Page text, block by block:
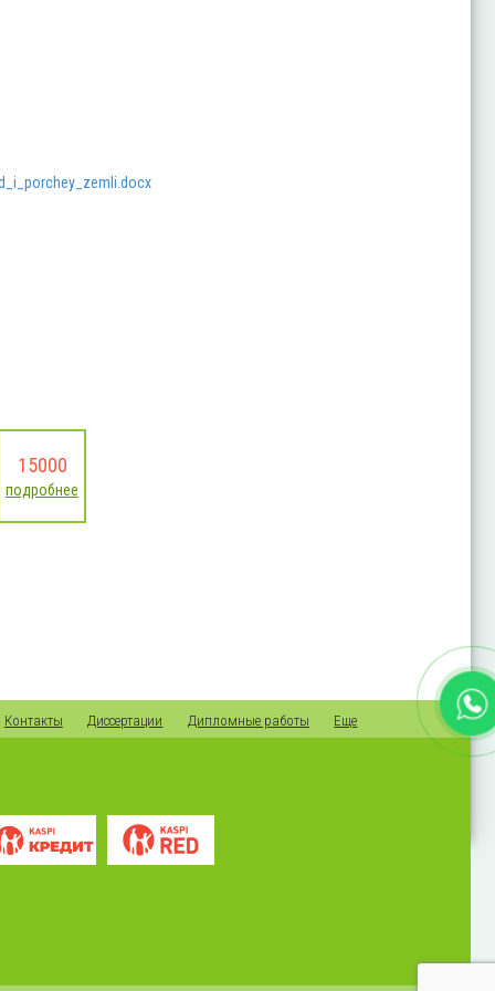
15000
подробнее
Контакты Диссертации Дипломные работы Еще